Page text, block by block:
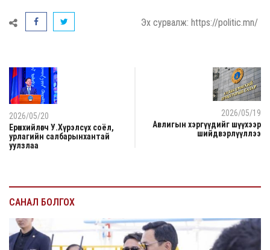
Эх сурвалж: https://politic.mn/
2026/05/20
Ерөнхийлөгч У.Хүрэлсүх соёл,
урлагийн салбарынхантай
уулзлаа
2026/05/19
Авлигын хэргүүдийг шүүхээр
шийдвэрлүүллээ
САНАЛ БОЛГОХ